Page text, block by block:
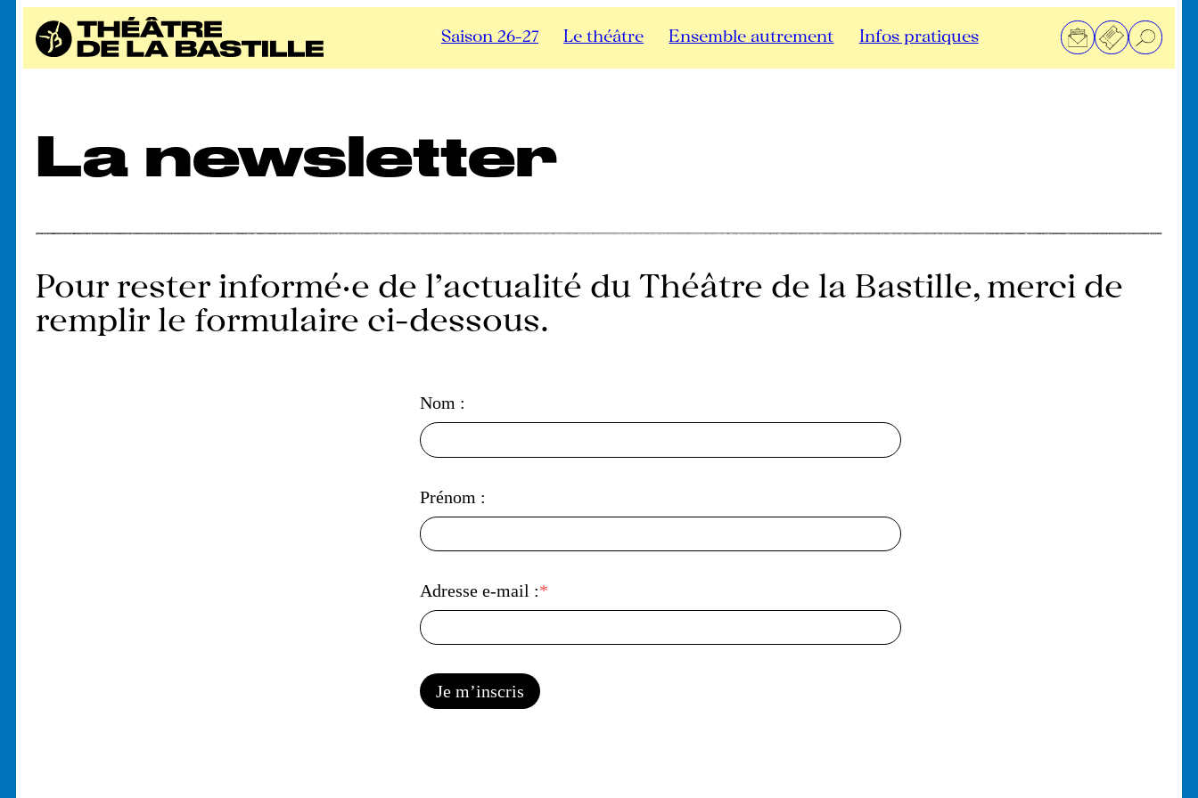
Saison 26-27 Le théâtre Ensemble autrement Infos pratiques
La newsletter
Pour rester informé·e de l’actualité du Théâtre de la Bastille, merci de
remplir le formulaire ci-dessous.
Nom :
Prénom :
Adresse e-mail :
Je m’inscris